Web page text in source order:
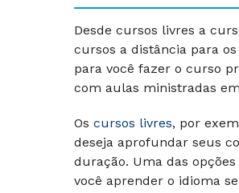
Desde cursos livres a
cursos a distância para
para você fazer o curso
com aulas ministradas
Os cursos livres, por
deseja aprofundar seus
duração. Uma das
você aprender o idioma